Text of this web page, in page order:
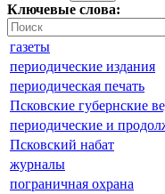
Ключевые слова:
газеты
периодические издания
периодическая печать
Псковские губернские
периодические и
Псковский набат
журналы
пограничная охрана